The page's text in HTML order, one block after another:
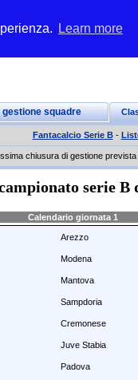
Learn more
gestione squadre
Fantacalcio Serie B-
chiusura di gestione prevista
serie B
Calendario giornata 1
Arezzo
Modena
Mantova
Sampdoria
Cremonese
Juve Stabia
Padova